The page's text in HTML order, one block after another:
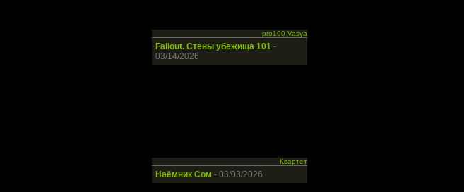
pro100 Vasya
Fallout. Стены убежища 101 -
03/14/2026
Квартет
Наёмник Сом - 03/03/2026